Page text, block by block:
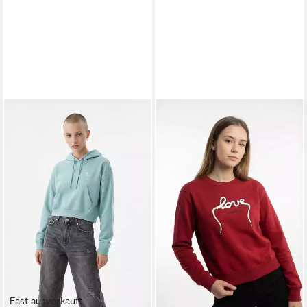
Fast ausverkauft